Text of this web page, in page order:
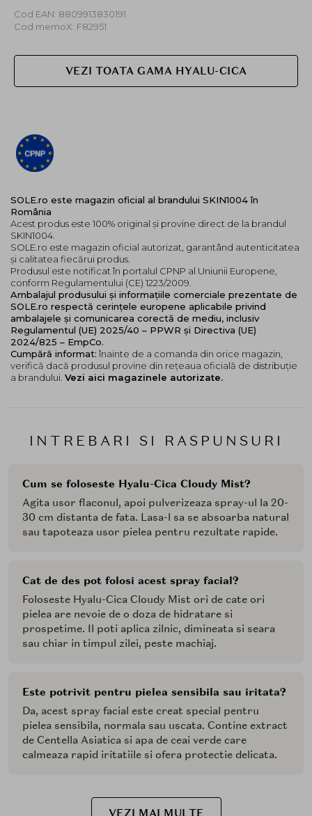
INTREBARI SI RASPUNSURI
Cum se foloseste Hyalu-Cica Cloudy Mist?
Agita usor flaconul, apoi pulverizeaza spray-ul la 20-
30 cm distanta de fata. Lasa-l sa se absoarba natural
sau tapoteaza usor pielea pentru rezultate rapide.
Cat de des pot folosi acest spray facial?
Foloseste Hyalu-Cica Cloudy Mist ori de cate ori
pielea are nevoie de o doza de hidratare si
prospetime. Il poti aplica zilnic, dimineata si seara
sau chiar in timpul zilei, peste machiaj.
Este potrivit pentru pielea sensibila sau iritata?
Da, acest spray facial este creat special pentru
pielea sensibila, normala sau uscata. Contine extract
de Centella Asiatica si apa de ceai verde care
calmeaza rapid iritatiile si ofera protectie delicata.
Cod EAN: 8809913830191
Cod memoX: F82951
VEZI TOATA GAMA HYALU-CICA
SOLE.ro este magazin oficial al brandului SKIN1004 în
România
Acest produs este 100% original și provine direct de la brandul
SKIN1004.
SOLE.ro este magazin oficial autorizat, garantând autenticitatea
și calitatea fiecărui produs.
Produsul este notificat în portalul CPNP al Uniunii Europene,
conform Regulamentului (CE) 1223/2009.
Ambalajul produsului și informațiile comerciale prezentate de
SOLE.ro respectă cerințele europene aplicabile privind
ambalajele și comunicarea corectă de mediu, inclusiv
Regulamentul (UE) 2025/40 – PPWR și Directiva (UE)
2024/825 – EmpCo.
Cumpără informat: înainte de a comanda din orice magazin,
verifică dacă produsul provine din rețeaua oficială de distribuție
a brandului. Vezi aici magazinele autorizate.